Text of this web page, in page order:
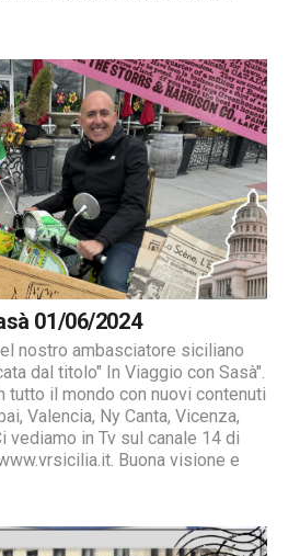
01/06/2024
nostro ambasciatore siciliano
dal titolo" In Viaggio con Sasà".
tutto il mondo con nuovi contenuti
Valencia, Ny Canta, Vicenza,
vediamo in Tv sul canale 14 di
Buona visione e